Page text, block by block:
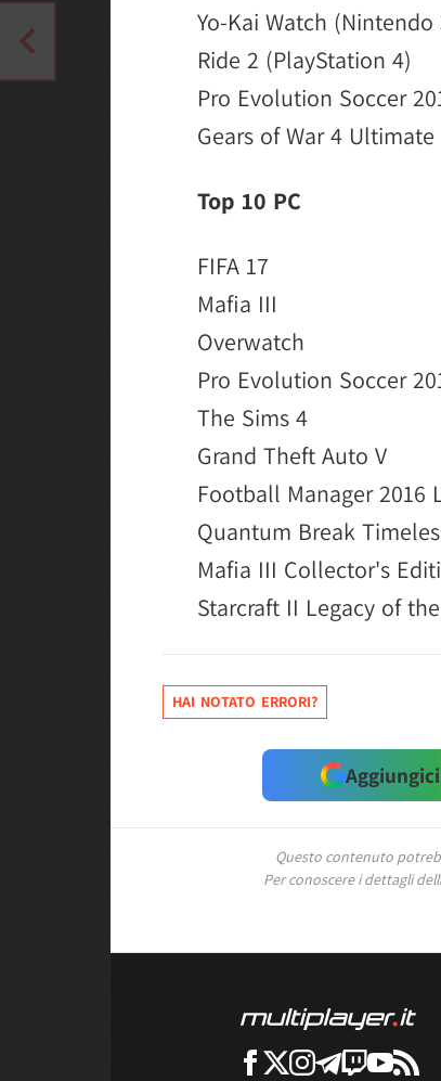
Yo-Kai Watch (Nintendo
Ride 2 (PlayStation 4)
Pro Evolution Soccer
Gears of War 4
Top 10 PC
FIFA 17
Mafia III
Overwatch
Pro Evolution Soccer
The Sims 4
Grand Theft Auto V
Football Manager 2016
Quantum Break
Mafia III Collector's
Starcraft II Legacy of
HAI NOTATO ERRORI?
Questo contenuto
Per conoscere i dettagli